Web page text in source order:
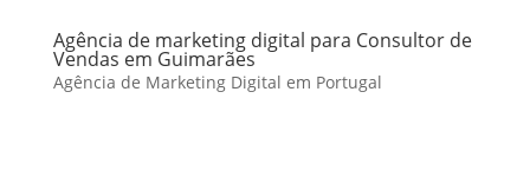
Agência de marketing digital para Consultor de
Vendas em Guimarães
Agência de Marketing Digital em Portugal